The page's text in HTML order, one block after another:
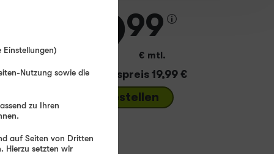
1999
€ mtl.
Bereitstellungspreis 19,99 €
Jetzt bestellen
Nutzung sowie die
zu Ihren
auf Seiten von Dritten
Hierzu setzten wir